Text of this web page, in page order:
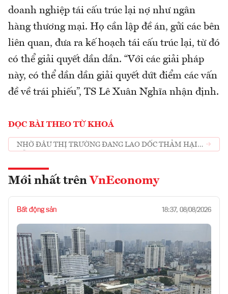
doanh nghiệp tái cấu trúc lại nợ như ngân
hàng thương mại. Họ cần lập đề án, gửi các bên
liên quan, đưa ra kế hoạch tái cấu trúc lại, từ đó
có thể giải quyết dần dần. “Với các giải pháp
này, có thể dần dần giải quyết dứt điểm các vấn
đề về trái phiếu”, TS Lê Xuân Nghĩa nhận định.
ĐỌC BÀI THEO TỪ KHOÁ
NHỜ ĐÂU THỊ TRƯỜNG ĐANG LAO DỐC THẢM HẠI
Mới nhất trên VnEconomy
Bất động sản 18:37, 08/08/2026